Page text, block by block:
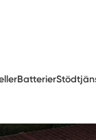
Batterier